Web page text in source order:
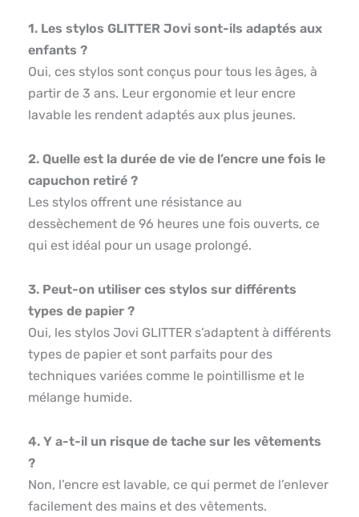
1. Les stylos GLITTER Jovi sont-ils adaptés aux
enfants ?
Oui, ces stylos sont conçus pour tous les âges, à
partir de 3 ans. Leur ergonomie et leur encre
lavable les rendent adaptés aux plus jeunes.
2. Quelle est la durée de vie de l’encre une fois le
capuchon retiré ?
Les stylos offrent une résistance au
dessèchement de 96 heures une fois ouverts, ce
qui est idéal pour un usage prolongé.
3. Peut-on utiliser ces stylos sur différents
types de papier ?
Oui, les stylos Jovi GLITTER s’adaptent à différents
types de papier et sont parfaits pour des
techniques variées comme le pointillisme et le
mélange humide.
4. Y a-t-il un risque de tache sur les vêtements
?
Non, l’encre est lavable, ce qui permet de l’enlever
facilement des mains et des vêtements.